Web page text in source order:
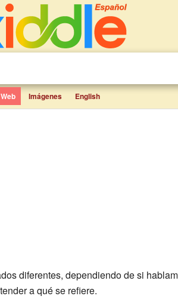
Web Imágenes English
diferentes, dependiendo de si
a qué se refiere.